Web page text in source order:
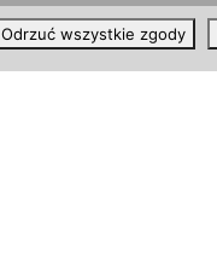
Odrzuć wszystkie zgody